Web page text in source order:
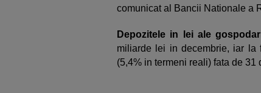
comunicat al Bancii Nationale a
Depozitele in lei ale
miliarde lei in decembrie, iar la
(5,4% in termeni reali) fata de 31